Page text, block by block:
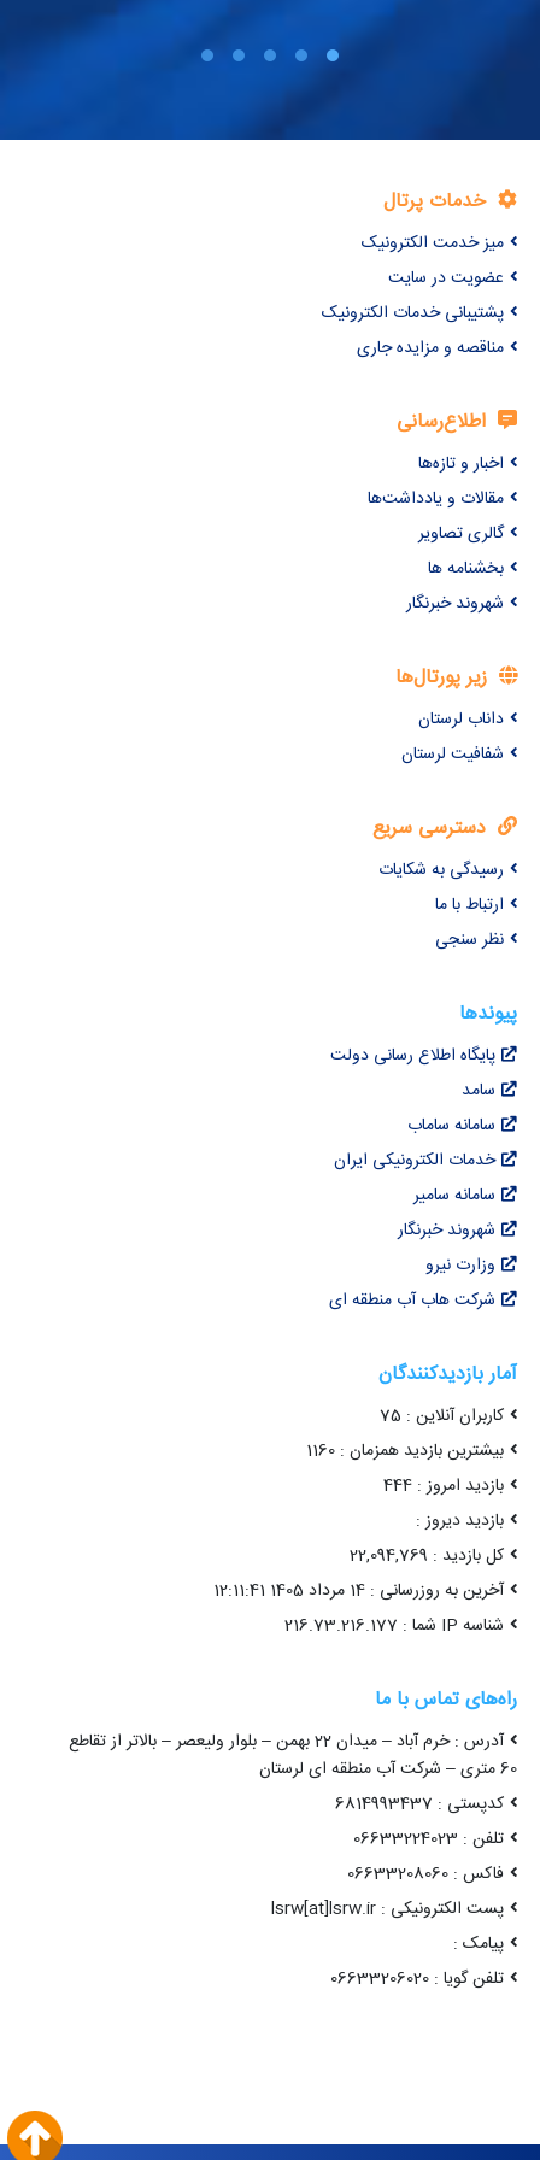
به ترتیب 0/19 ،0/05 و 0/31 گرم بر مترمکعب بر کیلووات ساعت
محاسبه گردید. نتایج نشان داد که
مدیریت آب و انرژی به منظور افزایش ِسود در محصولات کشاورزی
خدمات پرتال
میز خدمت الکترونیک
عضویت در سایت
پشتیبانی خدمات الکترونیک
مناقصه و مزایده جاری
اطلاع‌رسانی
اخبار و تازه‌ها
مقالات و یادداشت‌ها
گالری تصاویر
بخشنامه ها
شهروند خبرنگار
زیر پورتال‌ها
داناب لرستان
شفافیت لرستان
دسترسی سریع
رسیدگی به شکایات
ارتباط با ما
نظر سنجی
پیوندها
پایگاه اطلاع رسانی دولت
سامد
سامانه ساماب
خدمات الکترونیکی ایران
سامانه سامیر
شهروند خبرنگار
وزارت نیرو
شرکت هاب آب منطقه ای
آمار بازدیدکنندگان
کاربران آنلاین : 75
بیشترین بازدید همزمان : 1160
بازدید امروز : 444
بازدید دیروز :
کل بازدید : 22,094,769
آخرین به روزرسانی : 14 مرداد 1405 12:11:41
شناسه IP شما : 216.73.216.177
راه‌های تماس با ما
آدرس : خرم آباد – میدان 22 بهمن – بلوار ولیعصر – بالاتر از تقاطع
60 متری – شرکت آب منطقه ای لرستان
کدپستی : 6814993437
تلفن : 06633224023
فاکس : 06633208060
پست الکترونیکی : lsrw[at]lsrw.ir
پیامک :
تلفن گویا : 06633206020